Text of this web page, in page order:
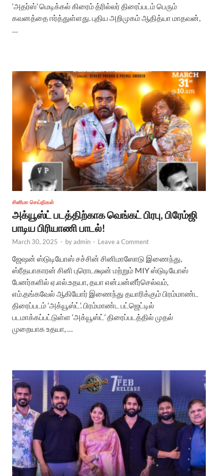
‘அதர்ஸ்’ மெடிக்கல் கிரைம் த்ரில்லர் திரைப்படம் பெரும்
கவனத்தை ஈர்த்துள்ளது. புதிய அறிமுகம் ஆதித்யா மாதவன்,
சினிமா செய்திகள்
அக்யூஸ்ட் படத்திற்காக வெங்கட் பிரபு, பிரேம்ஜி
பாடிய பிரியாணி பாடல்!
March 30, 2025 - byadmin - Leave a Comment
ஜேஷன் ஸ்டுடியோஸ் சச்சின் சினிமாஸோடு இணைந்து,
ஸ்ரீதயாகாரன் சினி புரொடக்ஷன் மற்றும் MIY ஸ்டுடியோஸ்
பேனர்களில் ஏ.எல்.உதயா, தயா என்.பன்னீர்செல்வம்,
எம்.தங்கவேல் ஆகியோர் இணைந்து தயாரிக்கும் பிரம்மாண்ட
திரைப்படம் ‘அக்யூஸ்ட்’. பிரம்மாண்ட பட்ஜெட்டில்
படமாக்கப்பட்டுள்ள ‘அக்யூஸ்ட்’ திரைப்படத்தில் முதல்
முறையாக உதயா, …